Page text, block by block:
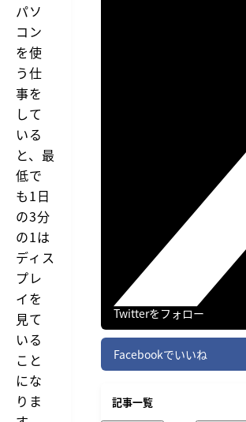
パソ
コン
を使
う仕
事を
して
いる
と、最
低で
も1日
の3分
の1は
ディス
プレ
イを
見て
いる
こと
にな
りま
Twitterをフォロー
Facebookでいいね
記事一覧